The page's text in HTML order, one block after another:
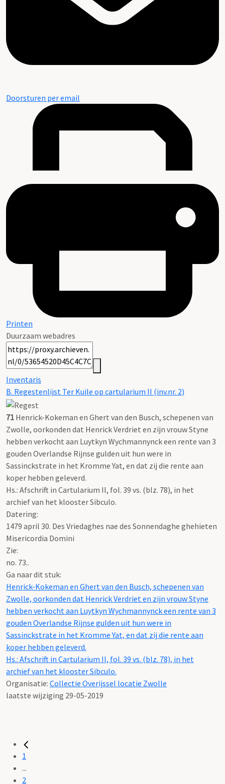
Doorsturen per email
Printen
Duurzaam webadres
Inventaris
B. Regestenlijst Ter Kuile op cartularium II (inv.nr. 2)
71 Henrick-Kokeman en Ghert van den Busch, schepenen van
Zwolle, oorkonden dat Henrick Verdriet en zijn vrouw Styne
hebben verkocht aan Luytkyn Wychmannynck een rente van 3
gouden Overlandse Rijnse gulden uit hun were in
Sassinckstrate in het Kromme Yat, en dat zij die rente aan
koper hebben geleverd.
Hs.: Afschrift in Cartularium II, fol. 39 vs. (blz. 78), in het
archief van het klooster Sibculo.
Datering:
1479 april 30. Des Vriedaghes nae des Sonnendaghe ghehieten
Misericordia Domini
Zie:
no. 73..
Ga naar dit stuk:
Henrick-Kokeman en Ghert van den Busch, schepenen van
Zwolle, oorkonden dat Henrick Verdriet en zijn vrouw Styne
hebben verkocht aan Luytkyn Wychmannynck een rente van 3
gouden Overlandse Rijnse gulden uit hun were in
Sassinckstrate in het Kromme Yat, en dat zij die rente aan
koper hebben geleverd.
Hs.: Afschrift in Cartularium II, fol. 39 vs. (blz. 78), in het
archief van het klooster Sibculo.
Organisatie: Collectie Overijssel locatie Zwolle
laatste wijziging 29-05-2019
1
...
2